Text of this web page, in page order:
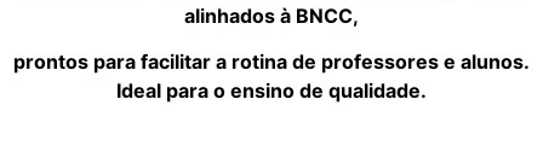
alinhados à BNCC,
prontos para facilitar a rotina de professores e alunos.
Ideal para o ensino de qualidade.